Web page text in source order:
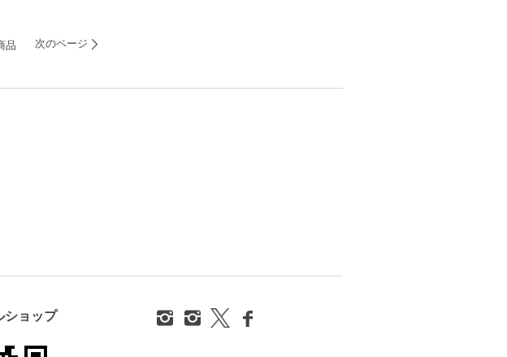
品 次のページ
ショップ